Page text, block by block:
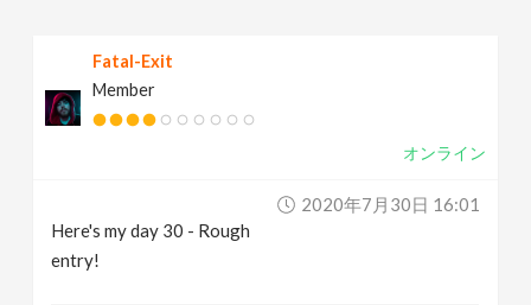
g
Fatal-Exit
Member
オンライン
2020年7月30日 16:01
Here's my day 30 - Rough
entry!